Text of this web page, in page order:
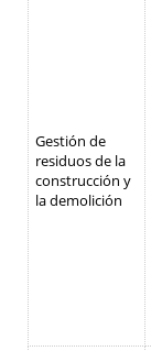
Gestión de
residuos de la
construcción y
la demolición